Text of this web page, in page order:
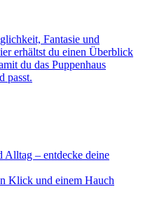
Fantasie und
erhältst du einen Überblick
du das Puppenhaus
passt.
Alltag – entdecke deine
Klick und einem Hauch